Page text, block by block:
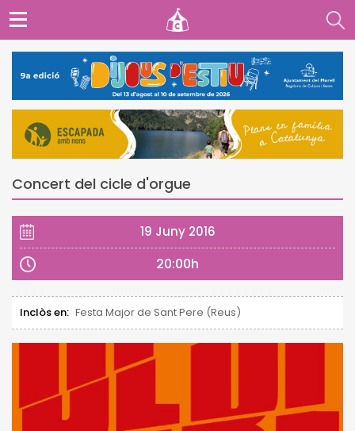
Concert del cicle d'orgue
19 Juny 2016
20:00h
Inclòs en: Festa Major de Sant Pere (Reus)